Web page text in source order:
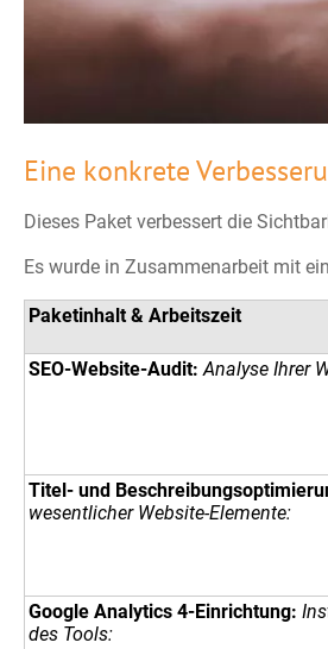
Eine konkrete
Dieses Paket verbessert die
Es wurde in Zusammenarbeit mit
Paketinhalt & Arbeitszeit
SEO-Website-Audit: Analyse Ihrer
Titel- und
wesentlicher Website-Elemente:
Google Analytics 4-Einrichtung:
des Tools: